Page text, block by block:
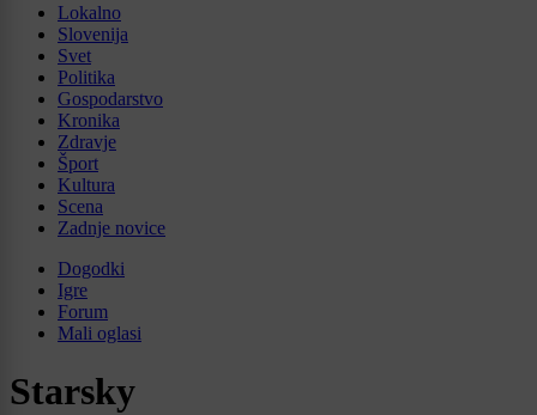
Lokalno
Slovenija
Svet
Politika
Gospodarstvo
Kronika
Zdravje
Šport
Kultura
Scena
Zadnje novice
Dogodki
Igre
Forum
Mali oglasi
Starsky